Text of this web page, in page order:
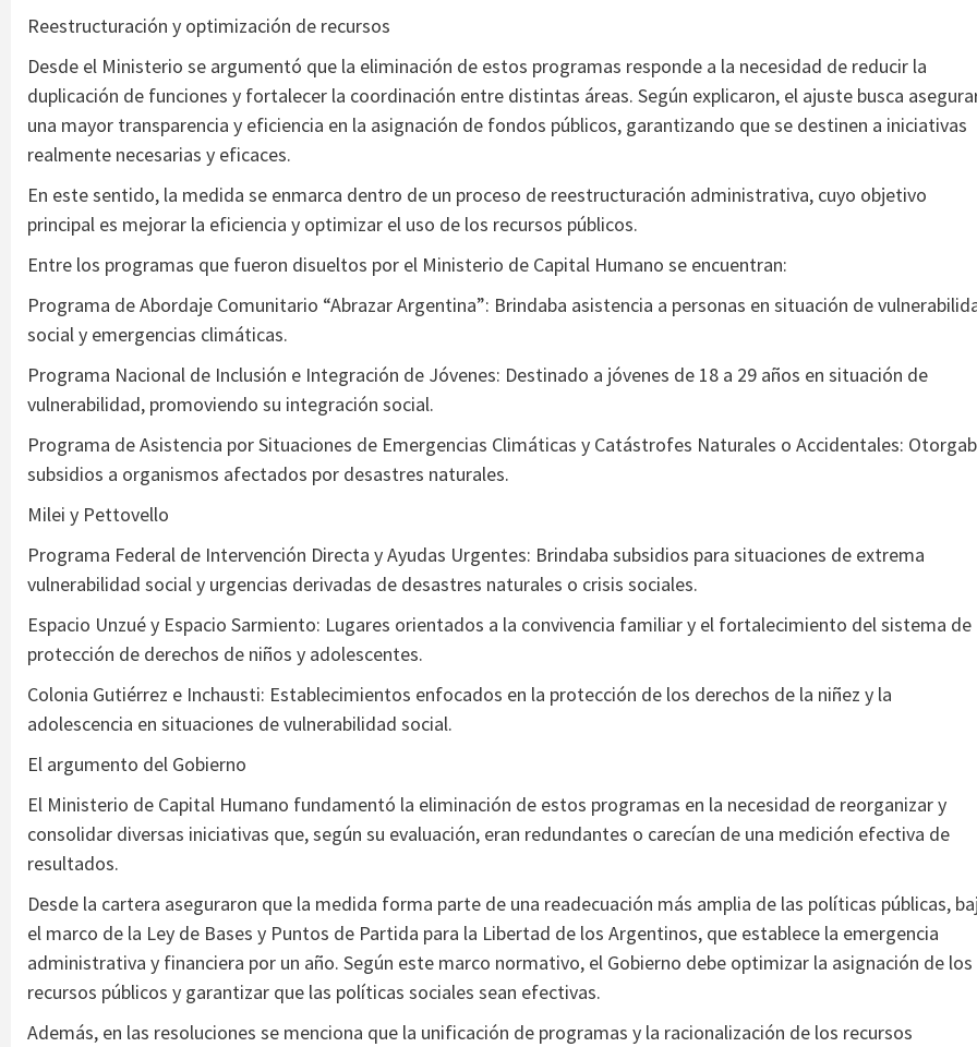
Reestructuración y optimización de recursos
Desde el Ministerio se argumentó que la eliminación de estos programas responde a la necesidad de reducir la
duplicación de funciones y fortalecer la coordinación entre distintas áreas. Según explicaron, el ajuste busca
una mayor transparencia y eficiencia en la asignación de fondos públicos, garantizando que se destinen a iniciativas
realmente necesarias y eficaces.
En este sentido, la medida se enmarca dentro de un proceso de reestructuración administrativa, cuyo objetivo
principal es mejorar la eficiencia y optimizar el uso de los recursos públicos.
Entre los programas que fueron disueltos por el Ministerio de Capital Humano se encuentran:
Programa de Abordaje Comunitario “Abrazar Argentina”: Brindaba asistencia a personas en situación de
social y emergencias climáticas.
Programa Nacional de Inclusión e Integración de Jóvenes: Destinado a jóvenes de 18 a 29 años en situación de
vulnerabilidad, promoviendo su integración social.
Programa de Asistencia por Situaciones de Emergencias Climáticas y Catástrofes Naturales o Accidentales:
subsidios a organismos afectados por desastres naturales.
Milei y Pettovello
Programa Federal de Intervención Directa y Ayudas Urgentes: Brindaba subsidios para situaciones de extrema
vulnerabilidad social y urgencias derivadas de desastres naturales o crisis sociales.
Espacio Unzué y Espacio Sarmiento: Lugares orientados a la convivencia familiar y el fortalecimiento del sistema de
protección de derechos de niños y adolescentes.
Colonia Gutiérrez e Inchausti: Establecimientos enfocados en la protección de los derechos de la niñez y la
adolescencia en situaciones de vulnerabilidad social.
El argumento del Gobierno
El Ministerio de Capital Humano fundamentó la eliminación de estos programas en la necesidad de reorganizar y
consolidar diversas iniciativas que, según su evaluación, eran redundantes o carecían de una medición efectiva de
resultados.
Desde la cartera aseguraron que la medida forma parte de una readecuación más amplia de las políticas públicas,
el marco de la Ley de Bases y Puntos de Partida para la Libertad de los Argentinos, que establece la emergencia
administrativa y financiera por un año. Según este marco normativo, el Gobierno debe optimizar la asignación de los
recursos públicos y garantizar que las políticas sociales sean efectivas.
Además, en las resoluciones se menciona que la unificación de programas y la racionalización de los recursos